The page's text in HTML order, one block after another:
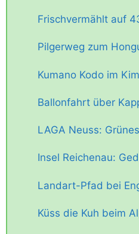
Frischvermählt auf
Pilgerweg zum
Kumano Kodo im
Ballonfahrt über
LAGA Neuss:
Insel Reichenau:
Landart-Pfad bei
Küss die Kuh beim